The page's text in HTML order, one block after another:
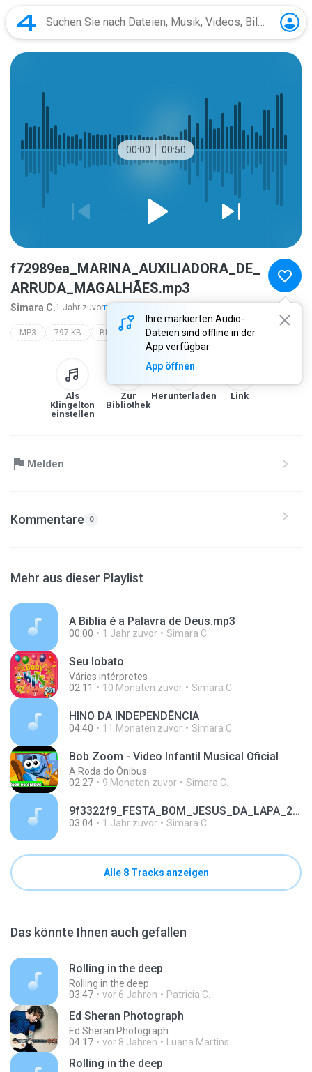
00:00 00:50
Ihre markierten Audio-
Dateien sind offline in der
App verfügbar
App öffnen
f72989ea_MARINA_AUXILIADORA_DE_
ARRUDA_MAGALHÃES.mp3
Simara C.1 Jahr zuvormehr...
MP3 797 KB Blues
Als
Klingelton
einstellen
Zur
Bibliothek
Herunterladen Link
Melden
Kommentare 0
Mehr aus dieser Playlist
A Biblia é a Palavra de Deus.mp3
00:00 1 Jahr zuvor Simara C.
Seu lobato
Vários intérpretes
02:11
10 Monaten zuvor Simara C.
HINO DA INDEPENDÊNCIA
04:40 11 Monaten zuvor Simara C.
Bob Zoom - Video Infantil Musical Oficial
A Roda do Ônibus
02:27
9 Monaten zuvor Simara C.
9f3322f9_FESTA_BOM_JESUS_DA_LAPA_2024_PATROCINADORES.mp3
03:04 1 Jahr zuvor Simara C.
Alle 8 Tracks anzeigen
Das könnte Ihnen auch gefallen
Rolling in the deep
Rolling in the deep
03:47
vor 6 Jahren Patricia C.
Ed Sheran Photograph
Ed Sheran Photograph
04:17
vor 8 Jahren Luana Martins
Rolling in the deep